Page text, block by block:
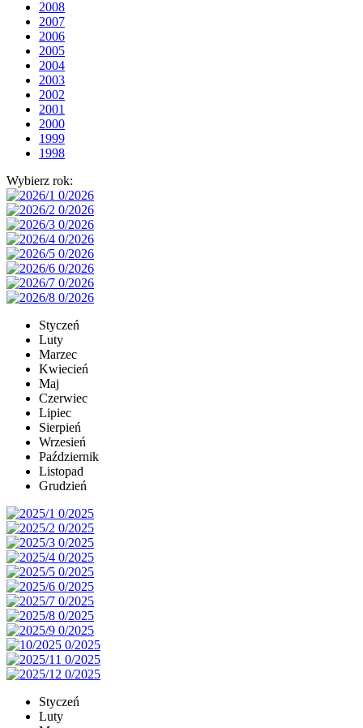
2008
2007
2006
2005
2004
2003
2002
2001
2000
1999
1998
Wybierz rok:
Styczeń
Luty
Marzec
Kwiecień
Maj
Czerwiec
Lipiec
Sierpień
Wrzesień
Październik
Listopad
Grudzień
Styczeń
Luty